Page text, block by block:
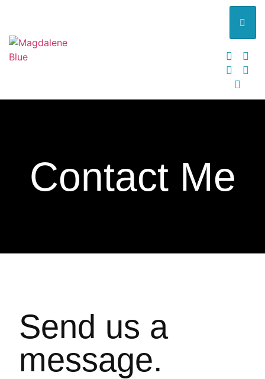
Contact Me
Send us a
message.